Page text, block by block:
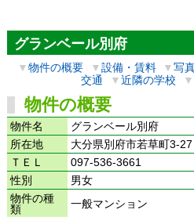
グランベール別府
▼物件の概要 ▼設備・賃料 ▼写
交通
▼近隣の学校 ▼
物件の概要
物件名
グランベール別府
所在地
大分県別府市若草町3-
ＴＥＬ
097-536-3661
性別
男女
物件の種
類
一般マンション